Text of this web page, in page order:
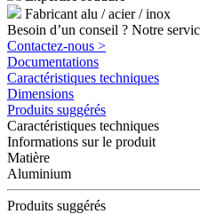
Fabricant alu / acier / inox
Besoin d’un conseil ? Notre
Contactez-nous >
Documentations
Caractéristiques techniques
Dimensions
Produits suggérés
Caractéristiques techniques
Informations sur le produit
Matière
Aluminium
Produits suggérés